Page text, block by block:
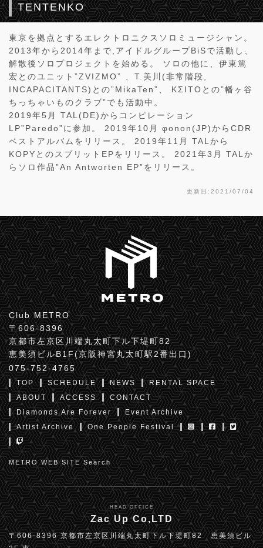
TENTENKO
東京を拠点とするエレクトロニクスソロミュージシャン。
2013年から2014年まで,アイドルグループBiSで活動し、
解散後ソロプロジェクトを始める。 ソロの他に、伊東篤
宏とのユニット”ZVIZMO” 、T.美川(非常階段,
INCAPACITANTS)との”MikaTen”、 KΣITOとの”幡ヶ谷
ちっちゃいものクラブ”でも活動中。
2019年5月 TAL(DE)からコンピレーション
LP”Paredo”に参加。 2019年10月 φonon(JP)からCDR
ベストアルバムをリリース。 2019年11月 TALから
KOPYとのスプリットEPをリリース。 2021年3月 TALか
らソロ作品”An Antworten EP”をリリース。
更新日:2021/07/04
Club METRO
〒606-8396
京都市左京区川端丸太町下ル下堤町82
恵美須ビルB1F(京阪神宮丸太町駅2番出口)
075-752-4765
TOP SCHEDULE NEWS
RENTAL SPACE
ABOUT
ACCESS
CONTACT
Diamonds Are Forever
Event Archive
Artist Archive
One People Festival
METRO WEB SITE Search
HEAD OFFICE
Zac Up Co,LTD
〒606-8396 京都市左京区川端丸太町下ル下堤町82 恵美須ビル